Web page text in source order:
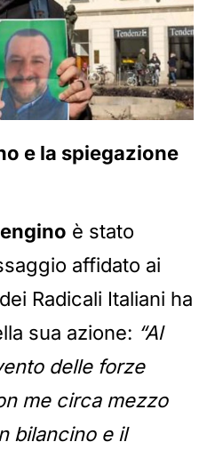
e la spiegazione
è stato
affidato ai
Radicali Italiani ha
sua azione: “Al
delle forze
me circa mezzo
bilancino e il